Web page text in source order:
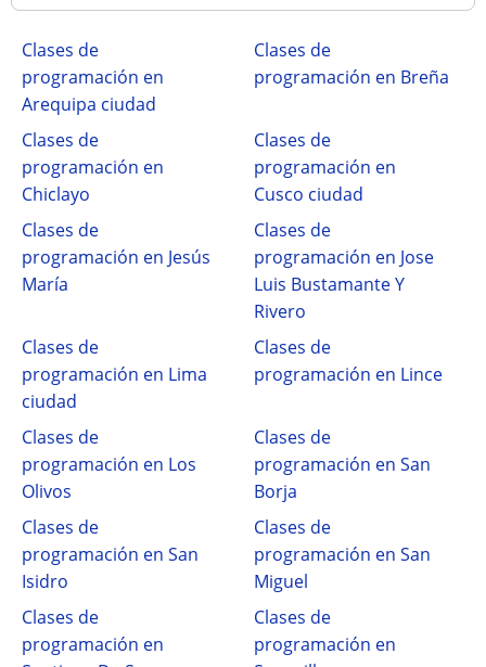
Clases de
programación en
Arequipa ciudad
Clases de
programación en Breña
Clases de
programación en
Chiclayo
Clases de
programación en
Cusco ciudad
Clases de
programación en Jesús
María
Clases de
programación en Jose
Luis Bustamante Y
Rivero
Clases de
programación en Lima
ciudad
Clases de
programación en Lince
Clases de
programación en Los
Olivos
Clases de
programación en San
Borja
Clases de
programación en San
Isidro
Clases de
programación en San
Miguel
Clases de
programación en
Clases de
programación en